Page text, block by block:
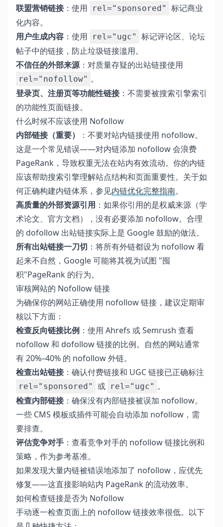
联盟营销链接：使用 rel="sponsored"
标记商业
化内容。
用户生成内容 ：使用 rel="ugc"
标记评论区、论坛
帖子中的链接，防止垃圾链接滥用。
不信任的外部来源：对质量存疑的出站链接使用
rel="nofollow" 。
登录页、注册页等功能性链接：不需要被搜索引擎索引
的功能性页面链接。
什么时候不应该使用 Nofollow
内部链接（重要）
：不要对站内链接使用 nofollow。
这是一个常见错误——对内链添加 nofollow 会浪费
PageRank，导致权重无法在站内有效流动。你的内链
应该帮助搜索引擎理解站点结构和页面重要性。关于如
何正确构建内链体系，参见内链优化完整指南。
高质量的外部资源引用 ：如果你引用的是权威来源（学
术论文、官方文档），没有必要添加 nofollow。合理
的 dofollow 出站链接实际上是 Google 鼓励的做法。
所有出站链接一刀切 ：将所有外链都设为 nofollow 看
起来不自然，Google 可能将其视为试图 "囤
积"PageRank 的行为。
审核网站的 Nofollow 链接
为确保你的网站正确使用 nofollow 链接，建议定期审
核以下方面：
检查反向链接比例 ：使用 Ahrefs 或 Semrush 查看
nofollow 和 dofollow 链接的比例。自然的网站通常
有 20%–40% 的 nofollow 外链。
检查出站链接：确认付费链接和 UGC 链接已正确标注
rel="sponsored" 或 rel="ugc" 。
检查内部链接：确保没有内部链接被误加 nofollow。
一些 CMS 模板或插件可能会自动添加 nofollow，需
要排查。
评估竞争对手 ：查看竞争对手的 nofollow 链接比例和
策略，作为参考基准。
如果发现大量内链被错误地添加了 nofollow，应优先
修复——这直接影响站内 PageRank 的流动效率。
如何检查链接是否为 Nofollow
手动逐一检查页面上的 nofollow 链接效率很低。以下